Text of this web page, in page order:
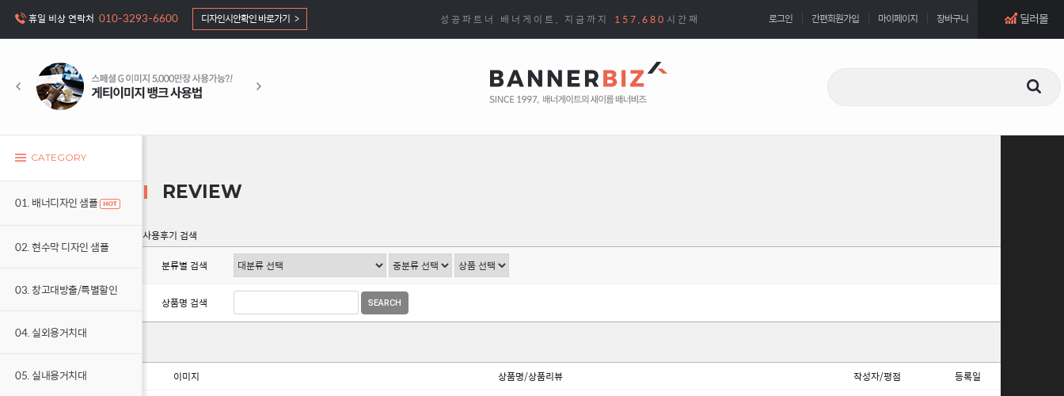
CATEGORY
01. 배너디자인 샘플
02. 현수막 디자인 샘플
03. 창고대방출/특별할인
04. 실외용거치대
05. 실내용거치대
휴일 비상 연락처 010-3293-6600 디자인시안확인 바로가기 > 성공파트너 배너게이트, 지금까지 157,680 시간째 로그인 간편회원가입 마이페이지 장바구니 딜러몰
REVIEW
사용후기 검색
분류별 검색
상품명 검색 SEARCH
이미지 상품명/상품리뷰 작성자/평점
등록일